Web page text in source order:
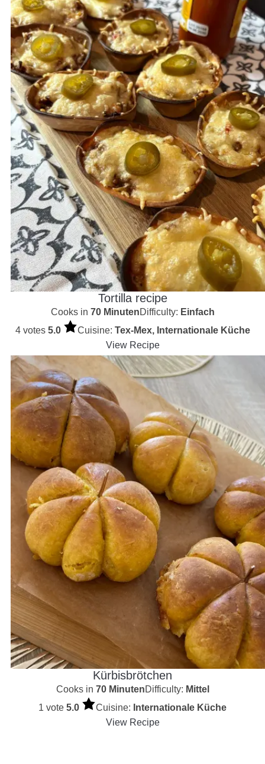
Tortilla recipe
Cooks in 70 MinutenDifficulty: Einfach
4 votes 5.0 Cuisine: Tex-Mex, Internationale Küche
View Recipe
Kürbisbrötchen
Cooks in 70 MinutenDifficulty: Mittel
1 vote 5.0 Cuisine: Internationale Küche
View Recipe